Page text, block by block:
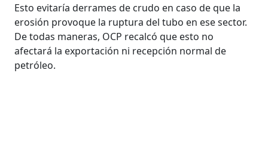
Esto evitaría derrames de crudo en caso de que la
erosión provoque la ruptura del tubo en ese sector.
De todas maneras, OCP recalcó que esto no
afectará la exportación ni recepción normal de
petróleo.